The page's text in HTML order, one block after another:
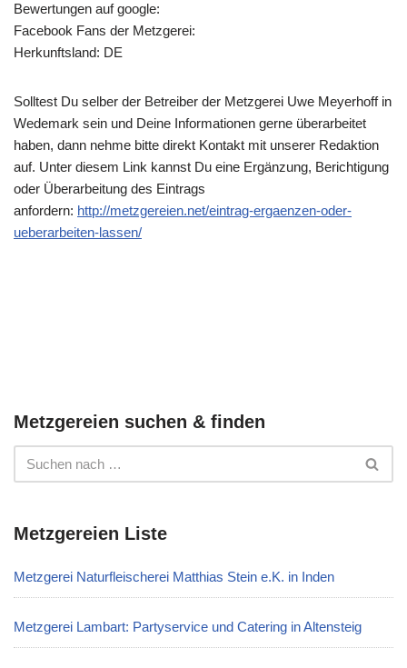
Bewertungen auf google:
Facebook Fans der Metzgerei:
Herkunftsland: DE
Solltest Du selber der Betreiber der Metzgerei Uwe Meyerhoff in
Wedemark sein und Deine Informationen gerne überarbeitet
haben, dann nehme bitte direkt Kontakt mit unserer Redaktion
auf. Unter diesem Link kannst Du eine Ergänzung, Berichtigung
oder Überarbeitung des Eintrags
anfordern: http://metzgereien.net/eintrag-ergaenzen-oder-
ueberarbeiten-lassen/
Metzgereien suchen & finden
Metzgereien Liste
Metzgerei Naturfleischerei Matthias Stein e.K. in Inden
Metzgerei Lambart: Partyservice und Catering in Altensteig